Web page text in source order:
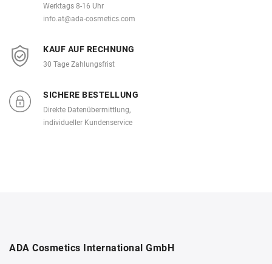
Werktags 8-16 Uhr
info.at@ada-cosmetics.com
KAUF AUF RECHNUNG
30 Tage Zahlungsfrist
SICHERE BESTELLUNG
Direkte Datenübermittlung,
individueller Kundenservice
ADA Cosmetics International GmbH